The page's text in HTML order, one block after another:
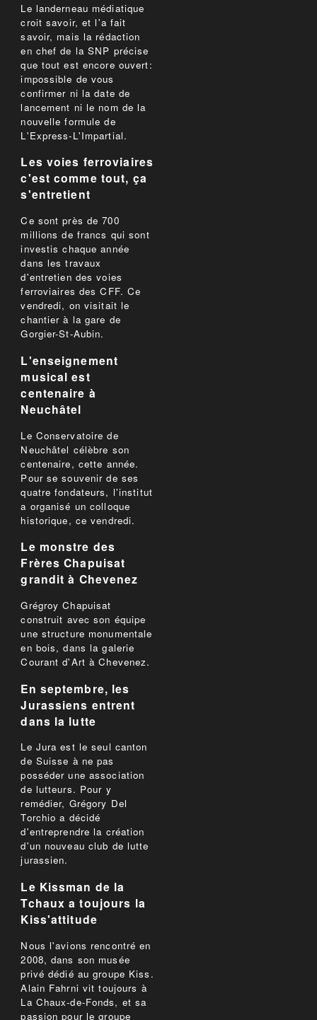
Le landerneau médiatique
croit savoir, et l'a fait
savoir, mais la rédaction
en chef de la SNP précise
que tout est encore ouvert:
impossible de vous
confirmer ni la date de
lancement ni le nom de la
nouvelle formule de
L'Express-L'Impartial.
Les voies ferroviaires
c'est comme tout, ça
s'entretient
Ce sont près de 700
millions de francs qui sont
investis chaque année
dans les travaux
d'entretien des voies
ferroviaires des CFF. Ce
vendredi, on visitait le
chantier à la gare de
Gorgier-St-Aubin.
L'enseignement
musical est
centenaire à
Neuchâtel
Le Conservatoire de
Neuchâtel célèbre son
centenaire, cette année.
Pour se souvenir de ses
quatre fondateurs, l'institut
a organisé un colloque
historique, ce vendredi.
Le monstre des
Frères Chapuisat
grandit à Chevenez
Grégroy Chapuisat
construit avec son équipe
une structure monumentale
en bois, dans la galerie
Courant d'Art à Chevenez.
En septembre, les
Jurassiens entrent
dans la lutte
Le Jura est le seul canton
de Suisse à ne pas
posséder une association
de lutteurs. Pour y
remédier, Grégory Del
Torchio a décidé
d'entreprendre la création
d'un nouveau club de lutte
jurassien.
Le Kissman de la
Tchaux a toujours la
Kiss'attitude
Nous l'avions rencontré en
2008, dans son musée
privé dédié au groupe Kiss.
Alain Fahrni vit toujours à
La Chaux-de-Fonds, et sa
passion pour le groupe